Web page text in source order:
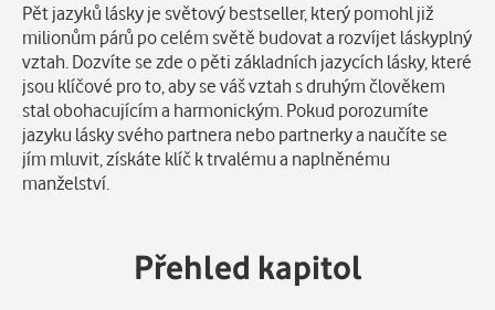
Pět jazyků lásky je světový bestseller, který pomohl již
milionům párů po celém světě budovat a rozvíjet láskyplný
vztah. Dozvíte se zde o pěti základních jazycích lásky, které
jsou klíčové pro to, aby se váš vztah s druhým člověkem
stal obohacujícím a harmonickým. Pokud porozumíte
jazyku lásky svého partnera nebo partnerky a naučíte se
jím mluvit, získáte klíč k trvalému a naplněnému
manželství.
Přehled kapitol